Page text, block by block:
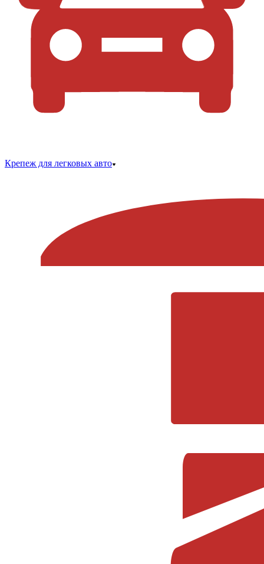
Крепеж для легковых авто